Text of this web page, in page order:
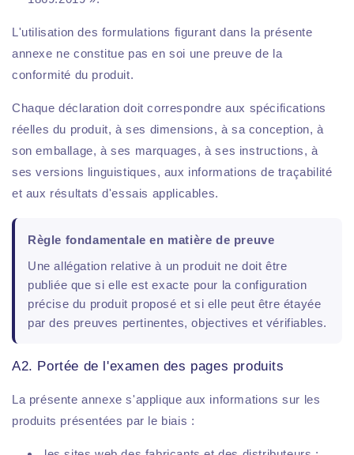
L'utilisation des formulations figurant dans la présente
annexe ne constitue pas en soi une preuve de la
conformité du produit.
Chaque déclaration doit correspondre aux spécifications
réelles du produit, à ses dimensions, à sa conception, à
son emballage, à ses marquages, à ses instructions, à
ses versions linguistiques, aux informations de traçabilité
et aux résultats d'essais applicables.
Règle fondamentale en matière de preuve
Une allégation relative à un produit ne doit être
publiée que si elle est exacte pour la configuration
précise du produit proposé et si elle peut être étayée
par des preuves pertinentes, objectives et vérifiables.
A2. Portée de l'examen des pages produits
La présente annexe s'applique aux informations sur les
produits présentées par le biais :